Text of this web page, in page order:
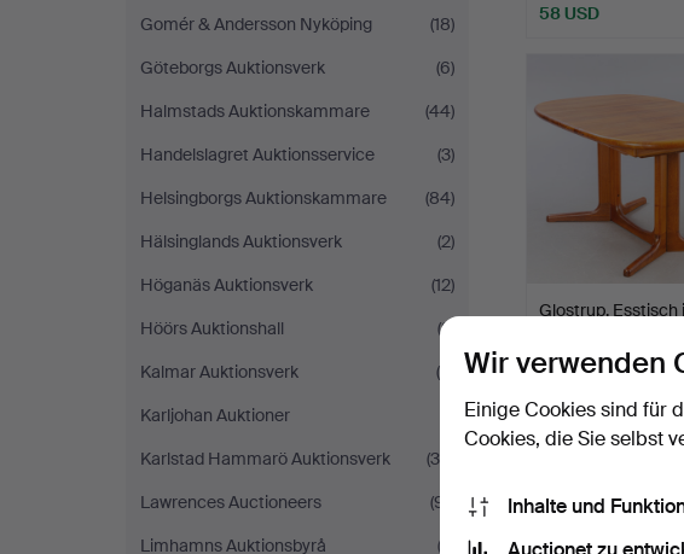
Gomér & Andersson Nyköping
(18)
Göteborgs Auktionsverk
(6)
Halmstads Auktionskammare
(44)
Handelslagret Auktionsservice
(3)
Helsingborgs Auktionskammare
(84)
Hälsinglands Auktionsverk
(2)
Höganäs Auktionsverk
(12)
Höörs Auktionshall
(2)
Kalmar Auktionsverk
(9)
Karljohan Auktioner
Karlstad Hammarö Auktionsverk
(39)
Lawrences Auctioneers
(91)
Limhamns Auktionsbyrå
(2)
58 USD
Glostrup, Esstisch
Beendet 12. Jun 2026
341 USD
Wir verwenden
Einige Cookies sind für
Cookies, die Sie selbst
Inhalte und